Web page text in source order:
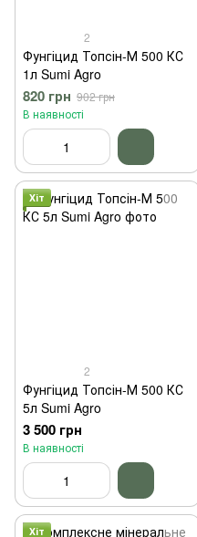
2
Фунгіцид Топсін-М 500 КС
1л Sumi Agro
820 грн 902 грн
В наявності
Хіт
2
Фунгіцид Топсін-М 500 КС
5л Sumi Agro
3 500 грн
В наявності
Хіт